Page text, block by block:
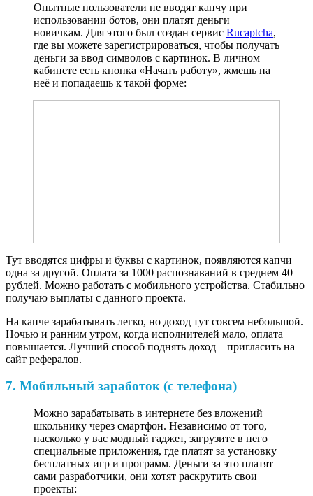
Опытные пользователи не вводят капчу при
использовании ботов, они платят деньги
новичкам. Для этого был создан сервис Rucaptcha,
где вы можете зарегистрироваться, чтобы получать
деньги за ввод символов с картинок. В личном
кабинете есть кнопка «Начать работу», жмешь на
неё и попадаешь к такой форме:
Тут вводятся цифры и буквы с картинок, появляются капчи
одна за другой. Оплата за 1000 распознаваний в среднем 40
рублей. Можно работать с мобильного устройства. Стабильно
получаю выплаты с данного проекта.
На капче зарабатывать легко, но доход тут совсем небольшой.
Ночью и ранним утром, когда исполнителей мало, оплата
повышается. Лучший способ поднять доход – пригласить на
сайт рефералов.
7. Мобильный заработок (с телефона)
Можно зарабатывать в интернете без вложений
школьнику через смартфон. Независимо от того,
насколько у вас модный гаджет, загрузите в него
специальные приложения, где платят за установку
бесплатных игр и программ. Деньги за это платят
сами разработчики, они хотят раскрутить свои
проекты: